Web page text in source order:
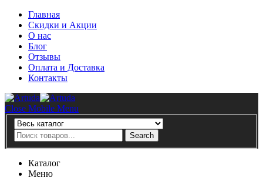
Главная
Скидки и Акции
О нас
Блог
Отзывы
Оплата и Доставка
Контакты
Artuda
Close Mobile Menu
Search
Search
Каталог
Меню